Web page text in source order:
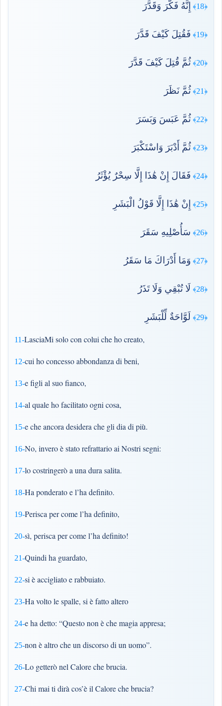
11-LasciaMi solo con colui che ho creato,
12-cui ho concesso abbondanza di beni,
13-e figli al suo fianco,
14-al quale ho facilitato ogni cosa,
15-e che ancora desidera che gli dia di più.
16-No, invero è stato refrattario ai Nostri segni:
17-lo costringerò a una dura salita.
﴿18﴾ إِنَّهُ فَكَّرَ وَقَدَّرَ
18-Ha ponderato e l’ha definito.
﴿19﴾ فَقُتِلَ كَيْفَ قَدَّرَ
19-Perisca per come l’ha definito,
﴿20﴾ ثُمَّ قُتِلَ كَيْفَ قَدَّرَ
20-sì, perisca per come l’ha definito!
﴿21﴾ ثُمَّ نَظَرَ
21-Quindi ha guardato,
﴿22﴾ ثُمَّ عَبَسَ وَبَسَرَ
22-si è accigliato e rabbuiato.
﴿23﴾ ثُمَّ أَدْبَرَ وَاسْتَكْبَرَ
23-Ha volto le spalle, si è fatto altero
﴿24﴾ فَقَالَ إِنْ هَٰذَا إِلَّا سِحْرٌ يُؤْثَرُ
24-e ha detto: “Questo non è che magia appresa;
﴿25﴾ إِنْ هَٰذَا إِلَّا قَوْلُ الْبَشَرِ
25-non è altro che un discorso di un uomo”.
﴿26﴾ سَأُصْلِيهِ سَقَرَ
26-Lo getterò nel Calore che brucia.
﴿27﴾ وَمَا أَدْرَاكَ مَا سَقَرُ
27-Chi mai ti dirà cos’è il Calore che brucia?
﴿28﴾ لَا تُبْقِي وَلَا تَذَرُ
﴿29﴾ لَوَّاحَةٌ لِّلْبَشَرِ